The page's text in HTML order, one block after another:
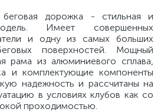
беговая дорожка - стильная и
Имеет совершенных
и одну из самых больших
поверхностей. Мощный
рама из алюминиевого сплава,
и комплектующие компоненты
надежность и рассчитаны на
в условиях клубов как со
проходимостью.